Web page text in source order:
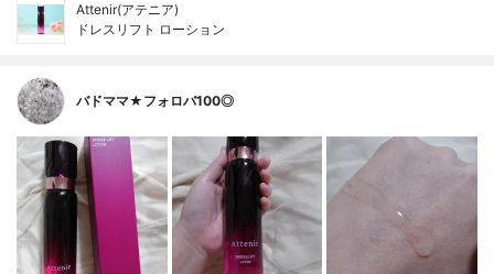
Attenir(アテニア)
ドレスリフト ローション
バドママ★フォロバ100◎